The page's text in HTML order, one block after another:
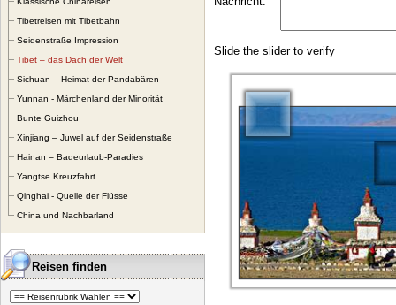
Tibetreisen mit Tibetbahn
Seidenstraße Impression
Tibet – das Dach der Welt
Sichuan – Heimat der Pandabären
Yunnan - Märchenland der Minorität
Bunte Guizhou
Xinjiang – Juwel auf der Seidenstraße
Hainan – Badeurlaub-Paradies
Yangtse Kreuzfahrt
Qinghai - Quelle der Flüsse
China und Nachbarland
Reisen finden